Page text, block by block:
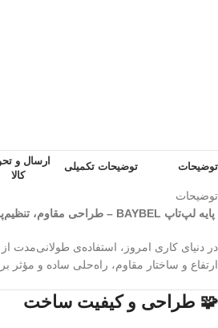
توضیحات توضیحات تکمیلی
ارسال و
کالا
توضیحات
پایه لپ‌تاپ BAYBEL – طراحی مقاوم، تنظیم‌پذیر و مناسب برای کار روزمره
در دنیای کاری امروز، استفاده‌ی طولانی‌مدت
ارتفاع و ساختار مقاوم، راه‌حلی ساده و
🧩 طراحی و کیفیت ساخت